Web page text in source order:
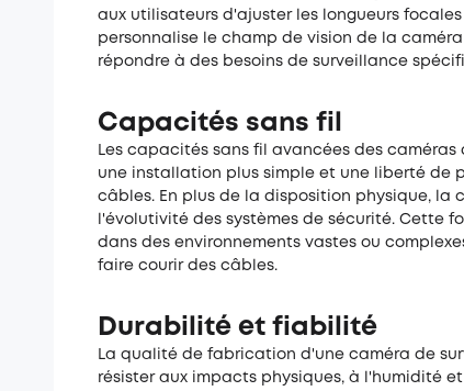
aux utilisateurs d'ajuster les longueurs
personnalise le champ de vision de la
répondre à des besoins de surveillance
Capacités sans fil
Les capacités sans fil avancées des
une installation plus simple et une liberté de
câbles. En plus de la disposition physique, la
l'évolutivité des systèmes de sécurité. Cette
dans des environnements vastes ou
faire courir des câbles.
Durabilité et fiabilité
La qualité de fabrication d'une caméra de
résister aux impacts physiques, à l'humidité